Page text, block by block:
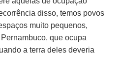
disso, temos povos
muito pequenos,
que ocupa
a terra deles deveria